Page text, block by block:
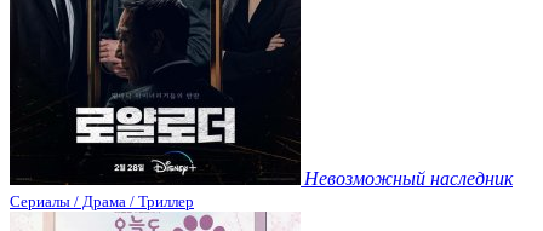
Невозможный наследник
Сериалы / Драма / Триллер